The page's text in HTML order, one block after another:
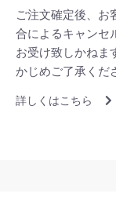
ご注文確定後、お
合によるキャンセ
お受け致しかねま
かじめご了承くだ
詳しくはこちら